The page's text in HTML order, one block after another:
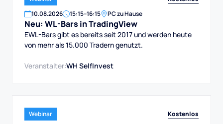
10.08.2026 15:15–16:15 PC zu Hause
Neu: WL-Bars in TradingView
EWL-Bars gibt es bereits seit 2017 und werden heute
von mehr als 15.000 Tradern genutzt.
Veranstalter:WH SelfInvest
Webinar
Kostenlos